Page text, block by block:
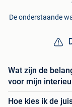
De onderstaande
Wat zijn de
voor mijn
Hoe kies ik de